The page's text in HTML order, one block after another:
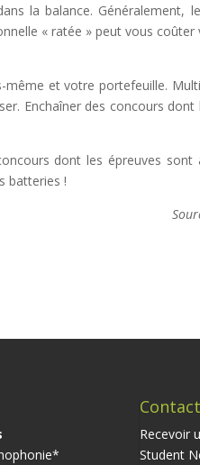
la balance. Généralement,
« ratée » peut vous coûter
et votre portefeuille.
Enchaîner des concours
dont les épreuves sont
batteries !
Contact
Recevoir
Student